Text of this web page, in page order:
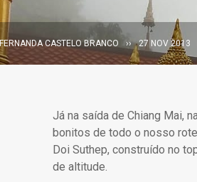
FERNANDA CASTELO BRANCO 27 NOV 2013
Já na saída de Chiang Mai,
bonitos de todo o nosso
Doi Suthep, construído no
de altitude.